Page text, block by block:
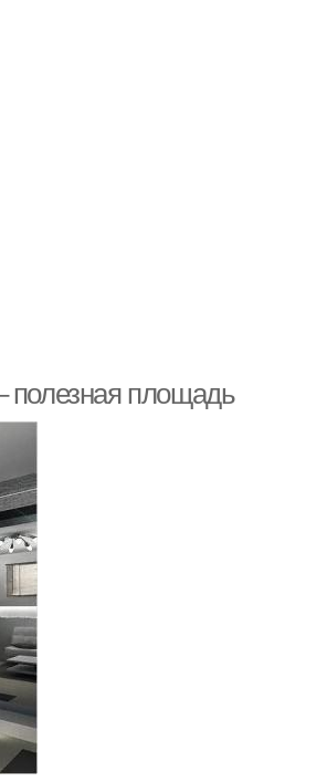
полезная площадь